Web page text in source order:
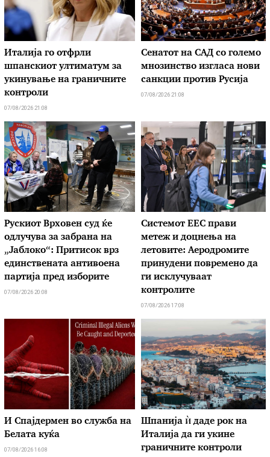
Италија го отфрли
шпанскиот ултиматум за
укинување на граничните
контроли
07/08/2026 21:08
Сенатот на САД со големо
мнозинство изгласа нови
санкции против Русија
07/08/2026 21:08
Рускиот Врховен суд ќе
одлучува за забрана на
„Јаблоко“: Притисок врз
единствената антивоена
партија пред изборите
07/08/2026 20:08
Системот ЕЕС прави
метеж и доцнења на
летовите: Аеродромите
принудени повремено да
ги исклучуваат
контролите
07/08/2026 17:08
И Спајдермен во служба на
Белата куќа
07/08/2026 16:08
Шпанија ѝ даде рок на
Италија да ги укине
граничните контроли